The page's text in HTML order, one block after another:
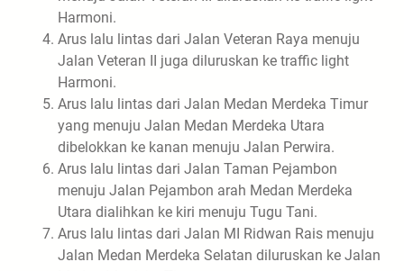
Harmoni.
Arus lalu lintas dari Jalan Veteran Raya menuju
Jalan Veteran II juga diluruskan ke traffic light
Harmoni.
Arus lalu lintas dari Jalan Medan Merdeka Timur
yang menuju Jalan Medan Merdeka Utara
dibelokkan ke kanan menuju Jalan Perwira.
Arus lalu lintas dari Jalan Taman Pejambon
menuju Jalan Pejambon arah Medan Merdeka
Utara dialihkan ke kiri menuju Tugu Tani.
Arus lalu lintas dari Jalan MI Ridwan Rais menuju
Jalan Medan Merdeka Selatan diluruskan ke Jalan